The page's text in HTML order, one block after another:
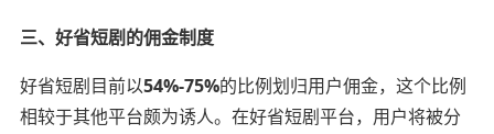
三、好省短剧的佣金制度
好省短剧目前以54%-75%的比例划归用户佣金，这个比例
相较于其他平台颇为诱人。在好省短剧平台，用户将被分